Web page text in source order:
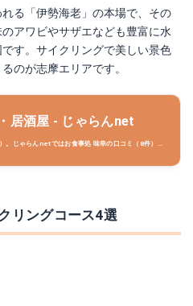
る「伊勢海老」の本場で、その
アワビやサザエなども豊富に水
す。サイクリングで美しい景色
のが志摩エリアです。
居酒屋 - じゃらんnet
。じゃらんnetではお食事処 味幸の口コミ（8件）
リングコース4選